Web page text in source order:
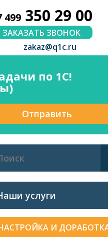
499 350 29 00
ЗАКАЗАТЬ ЗВОНОК
zakaz@q1c.ru
по 1С!
Отправить
услуги
И